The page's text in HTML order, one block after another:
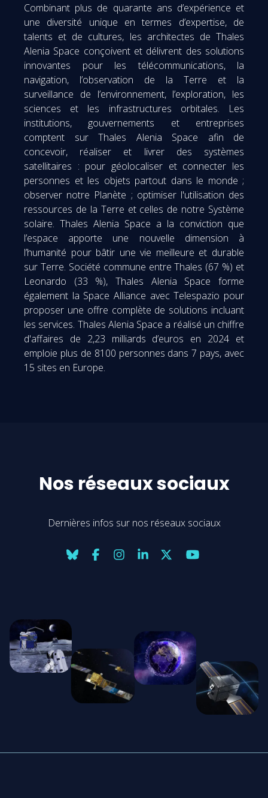
Combinant plus de quarante ans d’expérience et
une diversité unique en termes d’expertise, de
talents et de cultures, les architectes de Thales
Alenia Space conçoivent et délivrent des solutions
innovantes pour les télécommunications, la
navigation, l’observation de la Terre et la
surveillance de l’environnement, l’exploration, les
sciences et les infrastructures orbitales. Les
institutions, gouvernements et entreprises
comptent sur Thales Alenia Space afin de
concevoir, réaliser et livrer des systèmes
satellitaires : pour géolocaliser et connecter les
personnes et les objets partout dans le monde ;
observer notre Planète ; optimiser l'utilisation des
ressources de la Terre et celles de notre Système
solaire. Thales Alenia Space a la conviction que
l’espace apporte une nouvelle dimension à
l’humanité pour bâtir une vie meilleure et durable
sur Terre. Société commune entre Thales (67 %) et
Leonardo (33 %), Thales Alenia Space forme
également la Space Alliance avec Telespazio pour
proposer une offre complète de solutions incluant
les services. Thales Alenia Space a réalisé un chiffre
d'affaires de 2,23 milliards d’euros en 2024 et
emploie plus de 8100 personnes dans 7 pays, avec
15 sites en Europe.
Nos réseaux sociaux
Dernières infos sur nos réseaux sociaux